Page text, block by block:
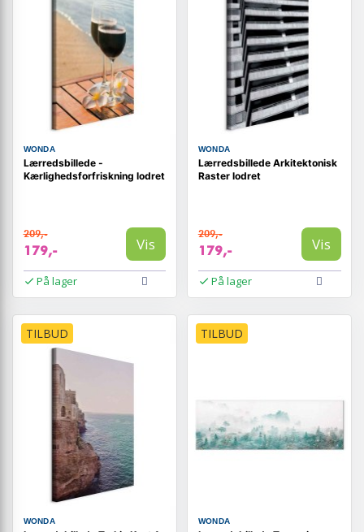
WONDA
Lærredsbillede -
Kærlighedsforfriskning lodret
209,-
179,- Vis
På lager
WONDA
Lærredsbillede Arkitektonisk
Raster lodret
209,-
179,- Vis
På lager
TILBUD
WONDA
TILBUD
WONDA